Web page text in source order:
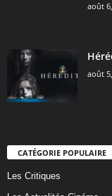
août
août
CATÉGORIE POPULAIRE
Les Critiques